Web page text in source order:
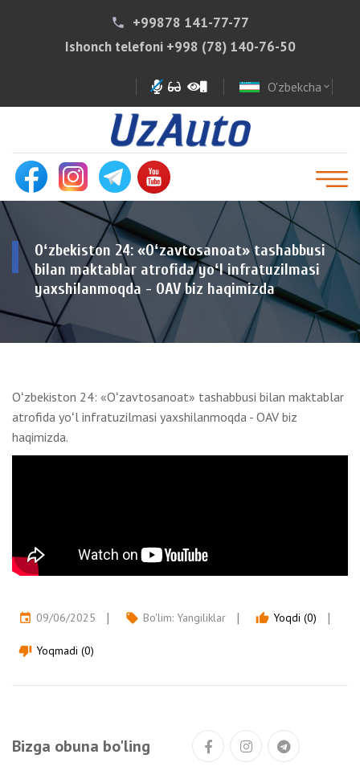
phone
+99878 141-77-77
Ishonch telefoni +998 (78) 140-76-50
O'zbekcha expand_more
Oʻzbekiston 24: «Oʻzavtosanoat» tashabbusi
bilan maktablar atrofida yoʻl infratuzilmasi
yaxshilanmoqda - OAV biz haqimizda
Oʻzbekiston 24: «Oʻzavtosanoat» tashabbusi bilan maktablar
atrofida yoʻl infratuzilmasi yaxshilanmoqda - OAV biz
haqimizda.
event 09/06/2025 local_offer Bo'lim: Yangiliklar thumb_up Yoqdi (0)
thumb_down Yoqmadi (0)
Bizga obuna bo'ling